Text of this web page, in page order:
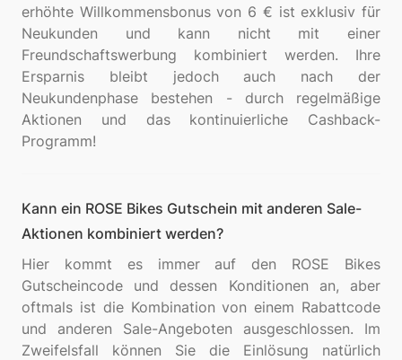
erhöhte Willkommensbonus von 6 € ist exklusiv für
Neukunden und kann nicht mit einer
Freundschaftswerbung kombiniert werden. Ihre
Ersparnis bleibt jedoch auch nach der
Neukundenphase bestehen - durch regelmäßige
Aktionen und das kontinuierliche Cashback-
Kann ein ROSE Bikes Gutschein mit anderen Sale-
Aktionen kombiniert werden?
Hier kommt es immer auf den ROSE Bikes
Gutscheincode und dessen Konditionen an, aber
oftmals ist die Kombination von einem Rabattcode
und anderen Sale-Angeboten ausgeschlossen. Im
Zweifelsfall können Sie die Einlösung natürlich